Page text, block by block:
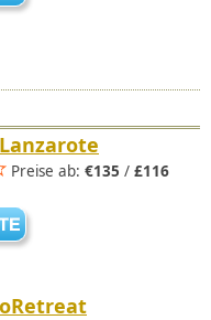
Preise ab: €135 / £116